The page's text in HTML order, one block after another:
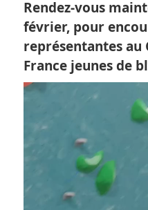
Rendez-vous
février, pour
représentantes au
France jeunes de